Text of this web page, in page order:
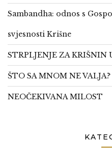
Sambandha: odnos s
svjesnosti Krišne
STRPLJENJE ZA KRIŠNIN
ŠTO SA MNOM NE VALJA?
NEOČEKIVANA MILOST